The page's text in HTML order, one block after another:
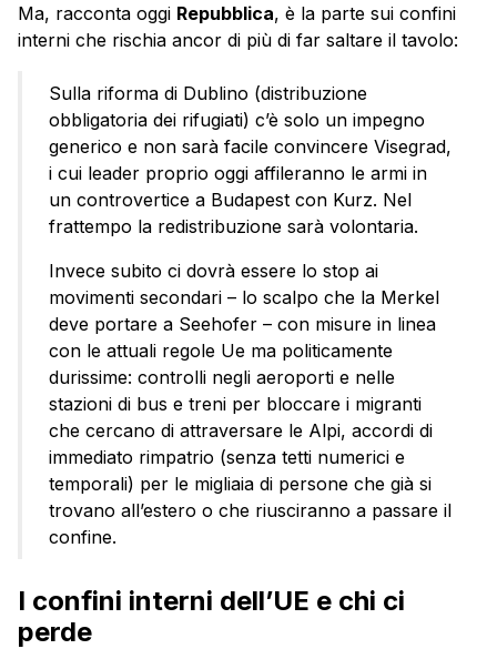
Ma, racconta oggi Repubblica, è la parte sui confini
interni che rischia ancor di più di far saltare il tavolo:
Sulla riforma di Dublino (distribuzione
obbligatoria dei rifugiati) c’è solo un impegno
generico e non sarà facile convincere Visegrad,
i cui leader proprio oggi affileranno le armi in
un controvertice a Budapest con Kurz. Nel
frattempo la redistribuzione sarà volontaria.
Invece subito ci dovrà essere lo stop ai
movimenti secondari – lo scalpo che la Merkel
deve portare a Seehofer – con misure in linea
con le attuali regole Ue ma politicamente
durissime: controlli negli aeroporti e nelle
stazioni di bus e treni per bloccare i migranti
che cercano di attraversare le Alpi, accordi di
immediato rimpatrio (senza tetti numerici e
temporali) per le migliaia di persone che già si
trovano all’estero o che riusciranno a passare il
confine.
I confini interni dell’UE e chi ci
perde